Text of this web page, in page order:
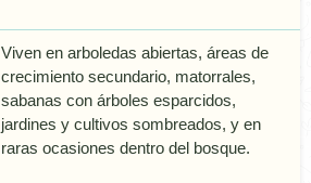
Viven en arboledas abiertas, áreas de
crecimiento secundario, matorrales,
sabanas con árboles esparcidos,
jardines y cultivos sombreados, y en
raras ocasiones dentro del bosque.